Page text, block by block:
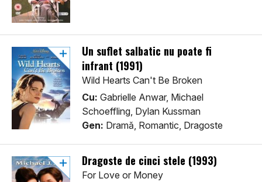
Un suflet salbatic nu poate fi
infrant (1991)
Wild Hearts Can't Be Broken
Cu: Gabrielle Anwar, Michael
Schoeffling, Dylan Kussman
Gen: Dramă, Romantic, Dragoste
Dragoste de cinci stele (1993)
For Love or Money